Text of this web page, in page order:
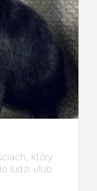
który
ludzi i/lub